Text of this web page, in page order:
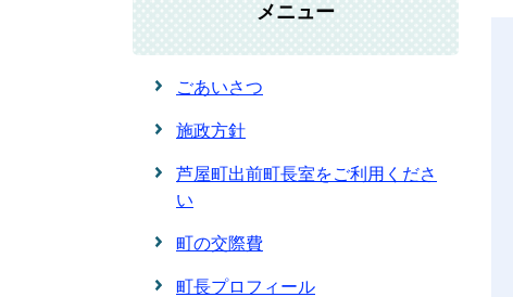
メニュー
ごあいさつ
施政方針
芦屋町出前町長室をご利用くださ
い
町の交際費
町長プロフィール